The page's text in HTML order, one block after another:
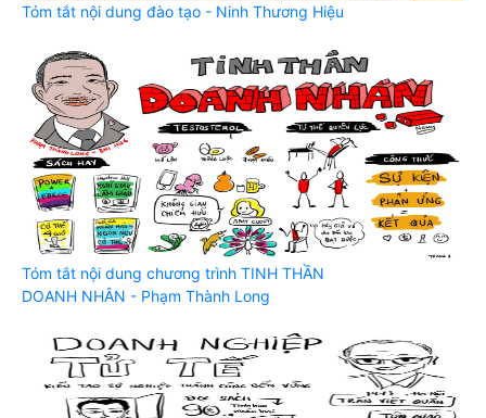
Tóm tắt nội dung đào tạo - Ninh Thương Hiệu
Tóm tắt nội dung chương trình TINH THẦN
DOANH NHÂN - Phạm Thành Long